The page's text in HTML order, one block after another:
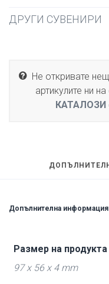
ДРУГИ СУВЕНИРИ
Не откривате
артикулите ни
КАТАЛОЗИ
Допълнителна информация
Размер на продукта
97 x 56 x 4 mm